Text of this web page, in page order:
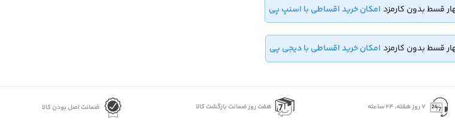
قسط بدون کارمزد امکان خرید اقساطی با اسنپ پی
قسط بدون کارمزد امکان خرید اقساطی با دیجی پی
۷ روز ﻫﻔﺘﻪ، ۲۴ ﺳﺎﻋﺘﻪ هفت روز ضمانت بازگشت کالا ضمانت اصل بودن کالا